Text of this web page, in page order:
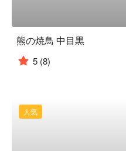
熊の焼鳥 中目黒
5 (8)
人気